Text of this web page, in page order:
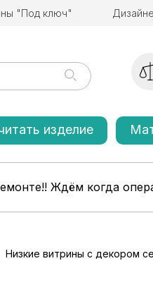
"Под ключ"
изделие
Ждём когда
Низкие витрины с декором